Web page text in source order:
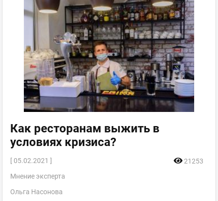
Как ресторанам выжить в
условиях кризиса?
[ 05.02.2021 ]
21253
Мнение эксперта
Ольга Насонова